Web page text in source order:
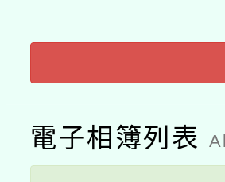
用水績優單
桃園市孔廟
2026年桃
電子相簿列表